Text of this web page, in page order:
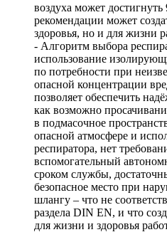
воздуха может достигнуть
рекомендации может
здоровья, но и для жизни
- Алгоритм выбора
использование
по потребности при
опасной концентрации
позволяет обеспечить
как возможно
в подмасочное
опасной атмосфере и
респиратора, нет
вспомогательный
сроком службы,
безопасное место при
шлангу – что не
раздела DIN EN, и что
для жизни и здоровья